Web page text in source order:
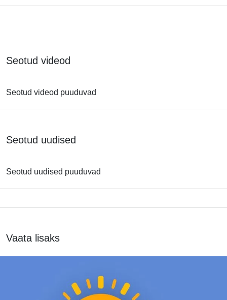
Seotud videod
Seotud videod puuduvad
Seotud uudised
Seotud uudised puuduvad
Vaata lisaks